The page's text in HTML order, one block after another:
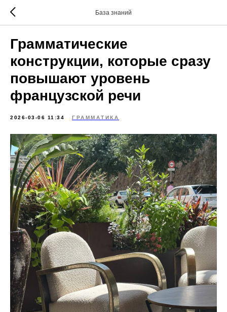
База знаний
Грамматические
конструкции, которые сразу
повышают уровень
французской речи
2026-03-06 11:34 ГРАММАТИКА